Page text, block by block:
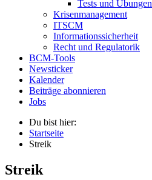
Tests und Übungen
Krisenmanagement
ITSCM
Informationssicherheit
Recht und Regulatorik
BCM-Tools
Newsticker
Kalender
Beiträge abonnieren
Jobs
Du bist hier:
Startseite
Streik
Streik